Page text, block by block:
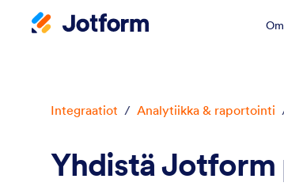
Integraatiot / Analytiikka & raportointi
Yhdistä